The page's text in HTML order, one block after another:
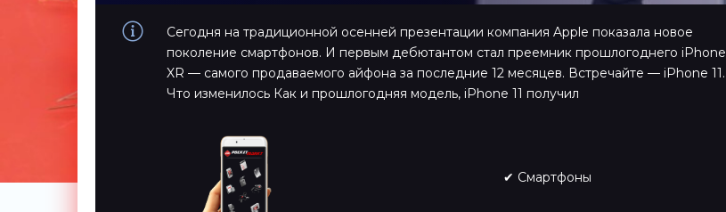
Сегодня на традиционной осенней презентации компания Apple показала новое
поколение смартфонов. И первым дебютантом стал преемник прошлогоднего iPhone
XR — самого продаваемого айфона за последние 12 месяцев. Встречайте — iPhone 11.
Что изменилось Как и прошлогодняя модель, iPhone 11 получил
✔ Смартфоны